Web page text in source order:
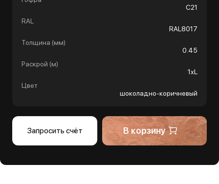
С21
RAL
RAL8017
Толщина (мм)
0.45
Раскрой (м)
1хL
Цвет
шоколадно-коричневый
Запросить счёт В корзину